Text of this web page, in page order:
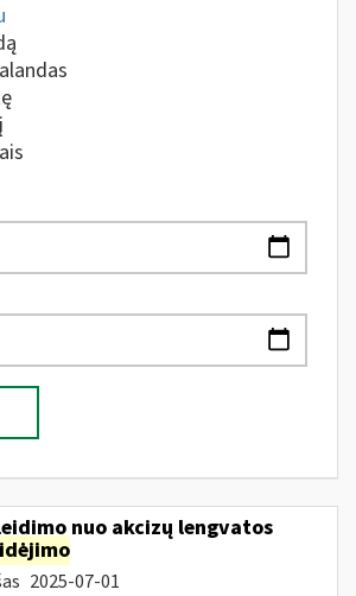
nuo akcizų lengvatos
2025-07-01